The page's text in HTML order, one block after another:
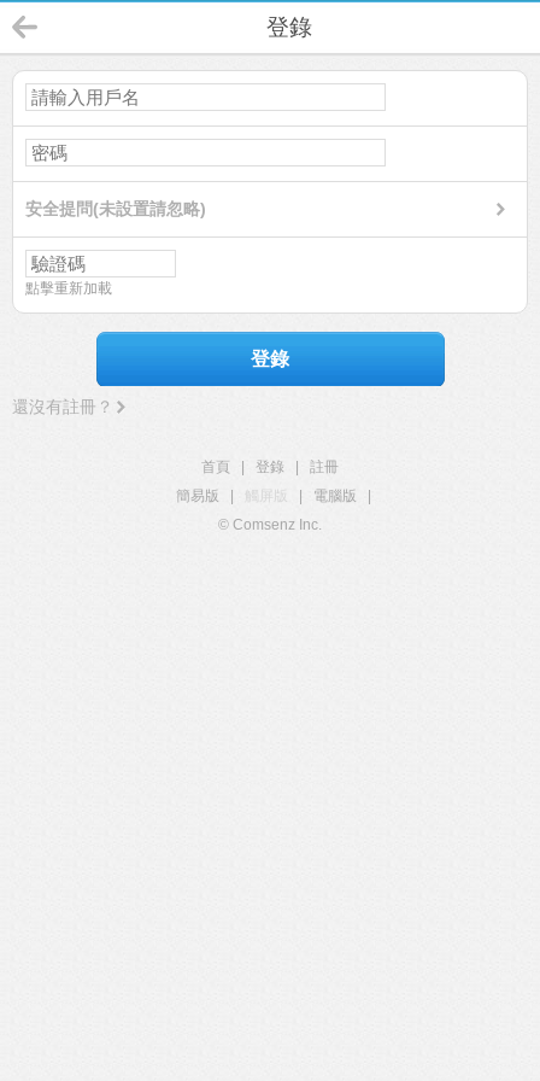
登錄
安全提問(未設置請忽略)
點擊重新加載
登錄
還沒有註冊？
首頁 登錄
註冊
簡易版
觸屏版 電腦版
© Comsenz Inc.